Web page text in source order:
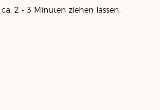
2 - 3 Minuten ziehen lassen.